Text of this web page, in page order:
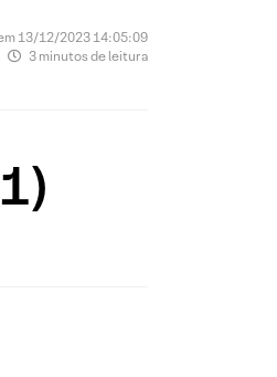
13/12/2023 14:05:09
3 minutos de leitura